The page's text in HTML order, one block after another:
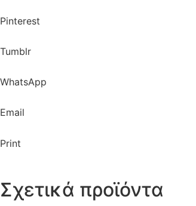
Pinterest
Tumblr
WhatsApp
Email
Print
Σχετικά προϊόντα